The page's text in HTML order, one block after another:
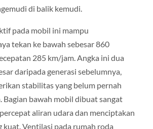
di balik kemudi.
pada mobil ini mampu
tekan ke bawah sebesar 860
285 km/jam. Angka ini dua
daripada generasi sebelumnya,
stabilitas yang belum pernah
Bagian bawah mobil dibuat sangat
aliran udara dan menciptakan
kuat. Ventilasi pada rumah roda